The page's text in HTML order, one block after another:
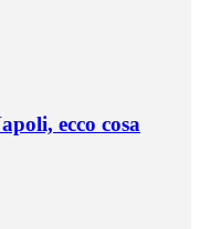
ecco cosa